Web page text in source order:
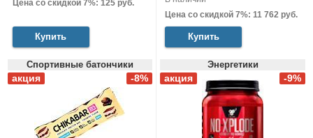
Цена со скидкой 7%: 125 руб.
Купить
Цена со скидкой 7%: 11 762 руб.
Купить
Спортивные батончики Энергетики